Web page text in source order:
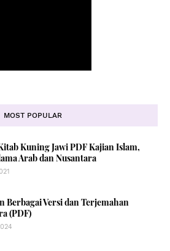
MOST POPULAR
Kuning Jawi PDF Kajian Islam,
Arab dan Nusantara
Berbagai Versi dan Terjemahan
(PDF)